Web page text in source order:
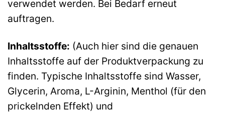
verwendet werden. Bei Bedarf erneut
auftragen.
Inhaltsstoffe: (Auch hier sind die genauen
Inhaltsstoffe auf der Produktverpackung zu
finden. Typische Inhaltsstoffe sind Wasser,
Glycerin, Aroma, L-Arginin, Menthol (für den
prickelnden Effekt) und